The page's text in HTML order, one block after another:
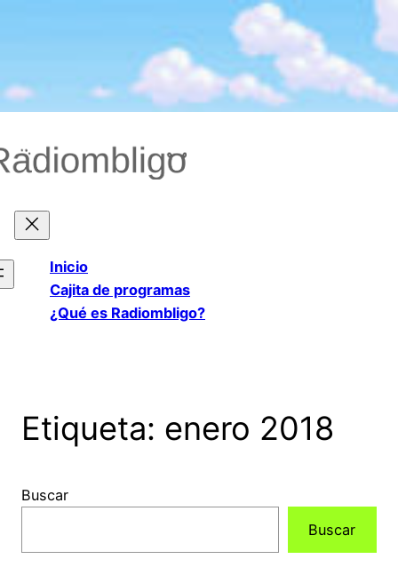
Inicio
Cajita de programas
¿Qué es Radiombligo?
Etiqueta: enero 2018
Buscar
Buscar